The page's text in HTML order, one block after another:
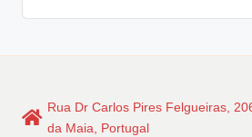
Rua Dr Carlos Pires Felgueiras,
da Maia, Portugal